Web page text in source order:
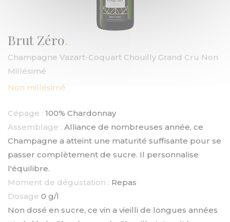
Brut Zéro
Champagne Vazart-Coquart Chouilly Grand Cru Non
Millésimé
Non millésimé
Cépage : 100% Chardonnay
Assemblage : Alliance de nombreuses année, ce
Champagne a atteint une maturité suffisante pour se
passer complètement de sucre. Il personnalise
l'équilibre.
Moment de dégustation : Repas
Dosage 0 g/l
Non dosé en sucre, ce vin a vieilli de longues années